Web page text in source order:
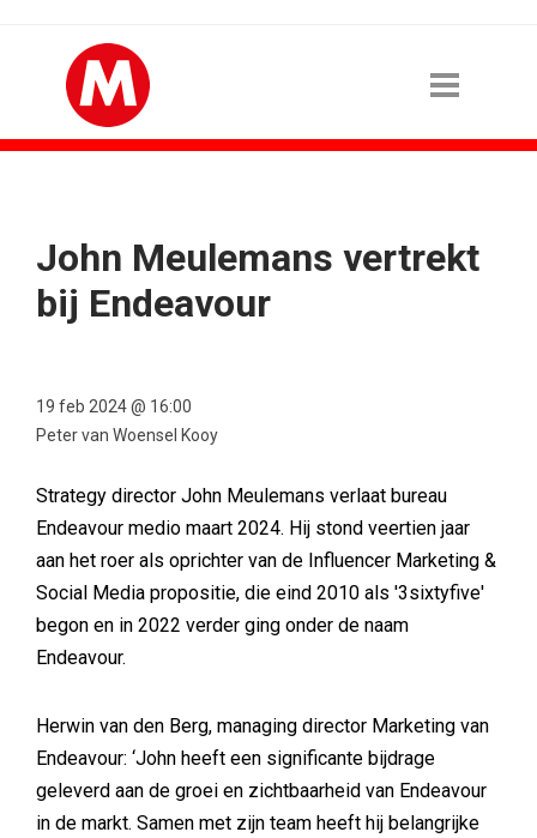
John Meulemans vertrekt
bij Endeavour
19 feb 2024 @ 16:00
Peter van Woensel Kooy
Strategy director John Meulemans verlaat bureau
Endeavour medio maart 2024. Hij stond veertien jaar
aan het roer als oprichter van de Influencer Marketing &
Social Media propositie, die eind 2010 als '3sixtyfive'
begon en in 2022 verder ging onder de naam
Endeavour.
Herwin van den Berg, managing director Marketing van
Endeavour: ‘John heeft een significante bijdrage
geleverd aan de groei en zichtbaarheid van Endeavour
in de markt. Samen met zijn team heeft hij belangrijke